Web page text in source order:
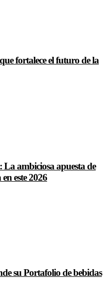
fortalece el futuro de la
ambiciosa apuesta de
este 2026
su Portafolio de bebidas